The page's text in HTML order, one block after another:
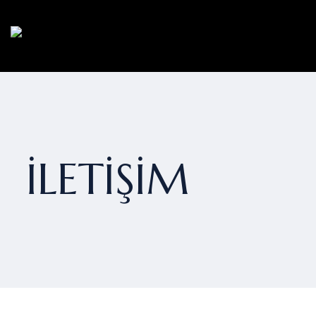
İLETİŞİM